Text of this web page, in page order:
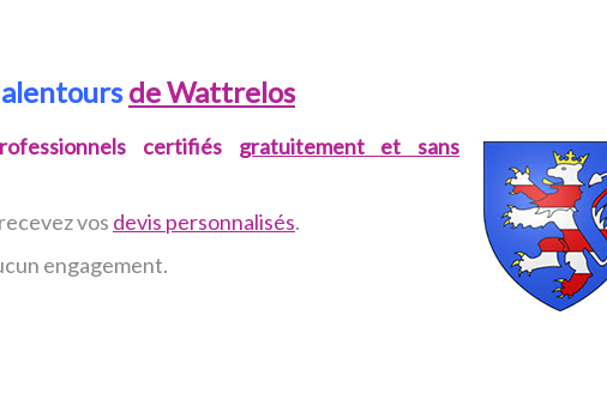
de Wattrelos
certifiés gratuitement et sans
vos devis personnalisés.
engagement.